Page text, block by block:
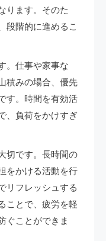
ります。そのた
段階的に進めるこ
。仕事や家事な
積みの場合、優先
す。時間を有効活
、負荷をかけすぎ
切です。長時間の
をかける活動を行
リフレッシュする
ことで、疲労を軽
ぐことができま